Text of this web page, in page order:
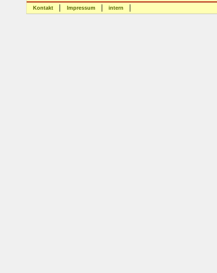
Kontakt Impressum intern